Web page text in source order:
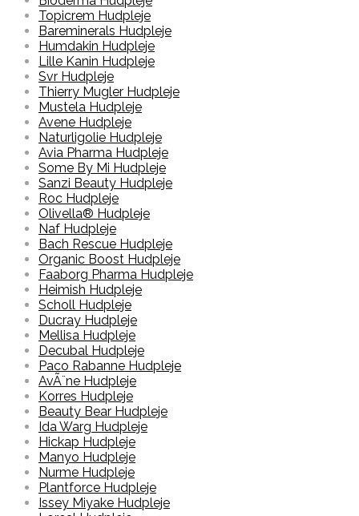
Topicrem Hudpleje
Bareminerals Hudpleje
Humdakin Hudpleje
Lille Kanin Hudpleje
Svr Hudpleje
Thierry Mugler Hudpleje
Mustela Hudpleje
Avene Hudpleje
Naturligolie Hudpleje
Avia Pharma Hudpleje
Some By Mi Hudpleje
Sanzi Beauty Hudpleje
Roc Hudpleje
Olivella® Hudpleje
Naf Hudpleje
Bach Rescue Hudpleje
Organic Boost Hudpleje
Faaborg Pharma Hudpleje
Heimish Hudpleje
Scholl Hudpleje
Ducray Hudpleje
Mellisa Hudpleje
Decubal Hudpleje
Paco Rabanne Hudpleje
AvÃ¨ne Hudpleje
Korres Hudpleje
Beauty Bear Hudpleje
Ida Warg Hudpleje
Hickap Hudpleje
Manyo Hudpleje
Nurme Hudpleje
Plantforce Hudpleje
Issey Miyake Hudpleje